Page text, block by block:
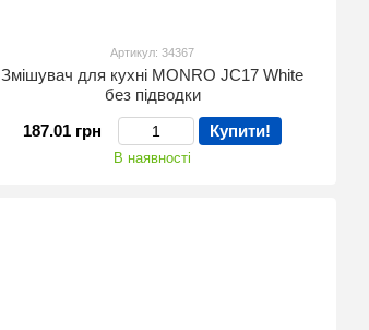
Артикул: 34367
Змішувач для кухні MONRO JC17 White
без підводки
187.01 грн
Купити!
В наявності